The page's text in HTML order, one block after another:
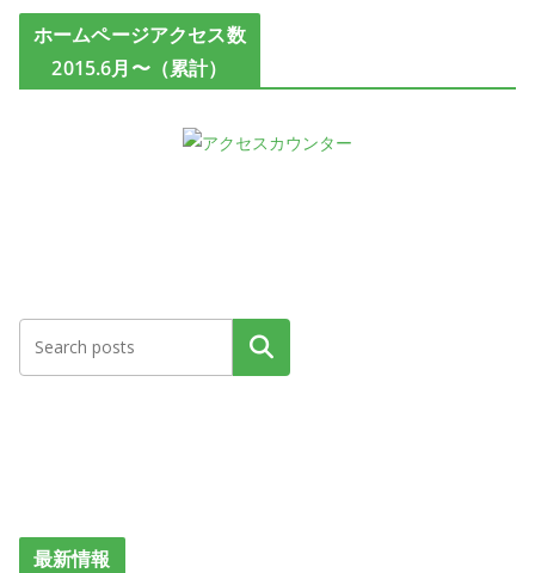
ホームページアクセス数
2015.6月〜（累計）
検索
最新情報